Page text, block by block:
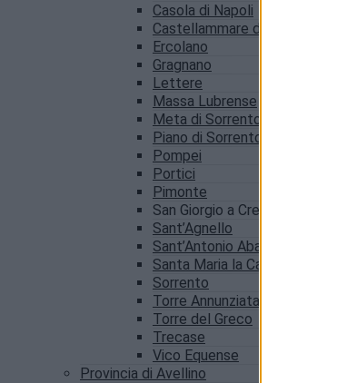
Casola di Napoli
Castellammare di Stabia
Ercolano
Gragnano
Lettere
Massa Lubrense
Meta di Sorrento
Piano di Sorrento
Pompei
Portici
Pimonte
San Giorgio a Cremano
Sant’Agnello
Sant’Antonio Abate
Santa Maria la Carità
Sorrento
Torre Annunziata
Torre del Greco
Trecase
Vico Equense
Provincia di Avellino